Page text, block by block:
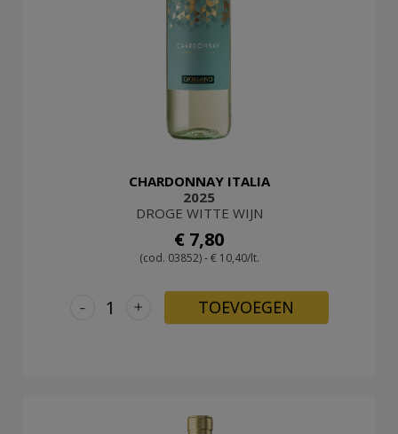
CHARDONNAY ITALIA
2025
DROGE WITTE WIJN
€ 7,80
(cod. 03852) - € 10,40/lt.
+
- TOEVOEGEN